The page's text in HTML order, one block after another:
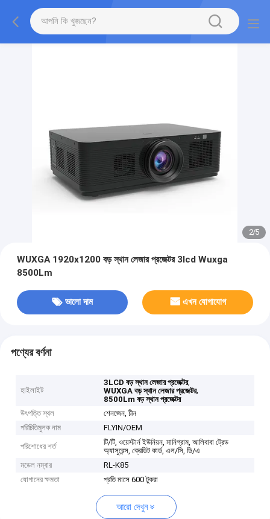
2/5
WUXGA 1920x1200 বড় স্থান লেজার প্রজেক্টর 3lcd Wuxga
8500Lm
ভালো দাম এখন যোগাযোগ
পণ্যের বর্ণনা
হাইলাইট
3LCD বড় স্থান লেজার প্রজেক্টর,
WUXGA বড় স্থান লেজার প্রজেক্টর,
8500Lm বড় স্থান প্রজেক্টর
উৎপত্তি স্থল
শেনজেন, চীন
পরিচিতিমুলক নাম
FLYIN/OEM
পরিশোধের শর্ত
টি/টি, ওয়েস্টার্ন ইউনিয়ন, মানিগ্রাম, আলিবাবা ট্রেড
অ্যাসুরেন্স, ক্রেডিট কার্ড, এল/সি, ডি/এ
মডেল নম্বার
RL-K85
যোগানের ক্ষমতা
প্রতি মাসে 600 টুকরা
আরো দেখুন